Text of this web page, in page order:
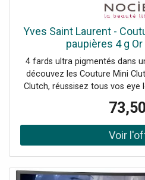
Yves Saint Laurent -
paupières 4 g
4 fards ultra pigmentés dans
découvez les Couture Mini
Clutch, réussisez tous vos eye
un regard intense et
les looks.Avec des harmonies
Clutch ont été pensées pour
comme de looks plus
Clutch pour y